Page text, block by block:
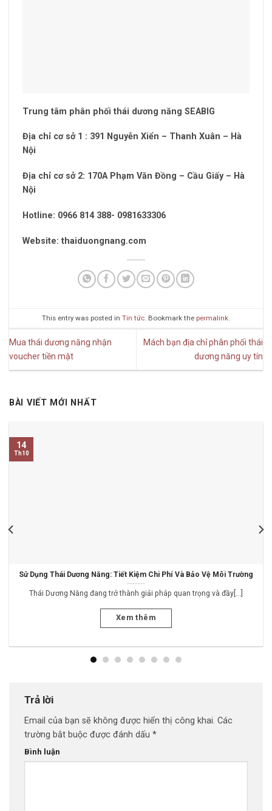
Trung tâm phân phối thái dương năng SEABIG
Địa chỉ cơ sở 1 : 391 Nguyễn Xiển – Thanh Xuân – Hà
Nội
Địa chỉ cơ sở 2: 170A Phạm Văn Đồng – Cầu Giấy – Hà
Nội
Hotline: 0966 814 388- 0981633306
Website: thaiduongnang.com
This entry was posted in Tin tức. Bookmark the permalink.
Mua thái dương năng nhận
voucher tiền mặt
Mách bạn địa chỉ phân phối thái
dương năng uy tín
BÀI VIẾT MỚI NHẤT
Sử Dụng Thái Dương Năng: Tiết Kiệm Chi Phí Và Bảo Vệ Môi Trường
Thái Dương Năng đang trở thành giải pháp quan trọng và đầy[...]
Xem thêm
14
Th10
Trả lời
Email của bạn sẽ không được hiển thị công khai. Các
trường bắt buộc được đánh dấu *
Bình luận